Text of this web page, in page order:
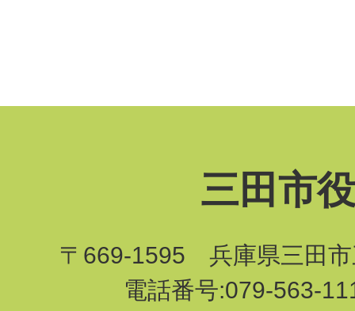
三田市
〒669-1595 兵庫県三田市
電話番号:079-563-